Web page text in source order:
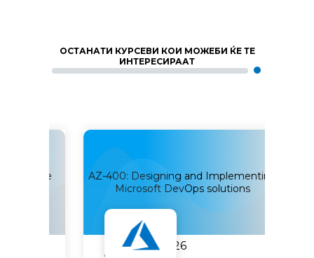
ОСТАНАТИ КУРСЕВИ КОИ МОЖЕБИ ЌЕ ТЕ
ИНТЕРЕСИРААТ
AZ-400: Designing and Implementing
Microsoft DevOps solutions
24.08.2026